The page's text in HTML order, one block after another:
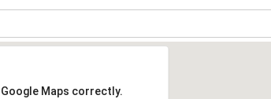
Maps correctly.